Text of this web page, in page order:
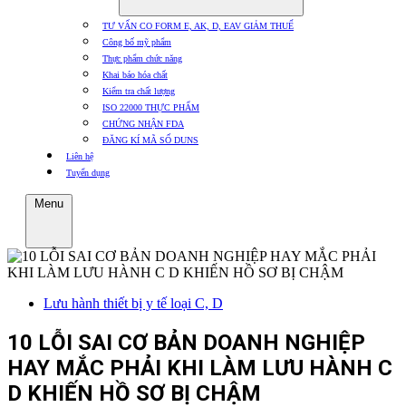
TƯ VẤN CO FORM E, AK, D, EAV GIẢM THUẾ
Công bố mỹ phẩm
Thực phẩm chức năng
Khai báo hóa chất
Kiểm tra chất lượng
ISO 22000 THỰC PHẨM
CHỨNG NHẬN FDA
ĐĂNG KÍ MÃ SỐ DUNS
Liên hệ
Tuyển dụng
Menu
Lưu hành thiết bị y tế loại C, D
10 LỖI SAI CƠ BẢN DOANH NGHIỆP
HAY MẮC PHẢI KHI LÀM LƯU HÀNH C
D KHIẾN HỒ SƠ BỊ CHẬM